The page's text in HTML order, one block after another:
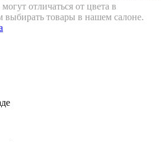
отличаться от цвета в
выбирать товары в нашем салоне.